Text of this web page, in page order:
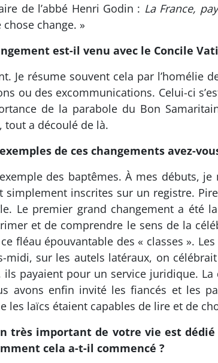
de l’abbé Henri Godin : La France,
change. »
est-il venu avec le Concile
Je résume souvent cela par l’homélie
ou des excommunications. Celui-ci
de la parabole du Bon
tout a découlé de là.
exemples de ces changements avez-
des baptêmes. À mes débuts,
simplement inscrites sur un registre.
Le premier grand changement a
et de comprendre le sens de la
fléau épouvantable des « classes ».
midi, sur les autels latéraux, on
payaient pour un service juridique.
avons enfin invité les fiancés et les
les laïcs étaient capables de lire et de
très important de votre vie est
cela a-t-il commencé ?